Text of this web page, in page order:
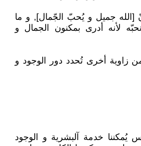
جميل و يُحبّ الجّمال], و ما
لأنه أدرى بمكنون الجمال و
زاوية أخرى تُحدد دور الوجود و
يُمكننا خدمة آلبشرية و الوجود